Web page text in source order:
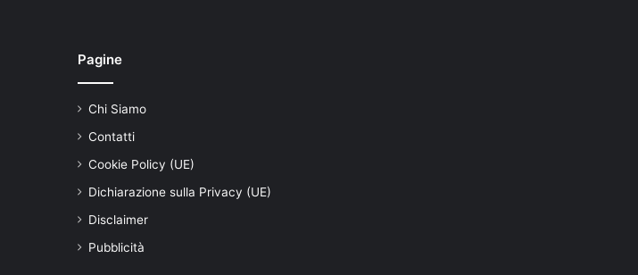
Pagine
Chi Siamo
Contatti
Cookie Policy (UE)
Dichiarazione sulla Privacy (UE)
Disclaimer
Pubblicità